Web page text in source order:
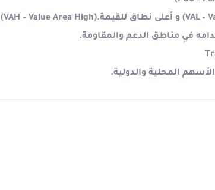
(VAL – و أعلى نطاق للقيمة(VAH – Value Area High).
في مناطق الدعم والمقاومة.
المحلية والدولية.